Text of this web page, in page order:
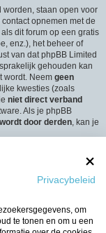
staan open voor
opnemen met de
als dit forum op een gratis
enz.), het beheer of
van dat phpBB Limited
gehouden kan
wordt. Neem geen
kwesties (zoals
niet direct verband
Als je phpBB
door derden, kan je
het “Contact”-
“Het Team”-link.
Privacybeleid
om
te tonen en om u een